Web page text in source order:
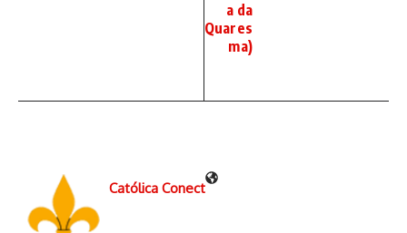
a da
Quares
ma)
Católica Conect